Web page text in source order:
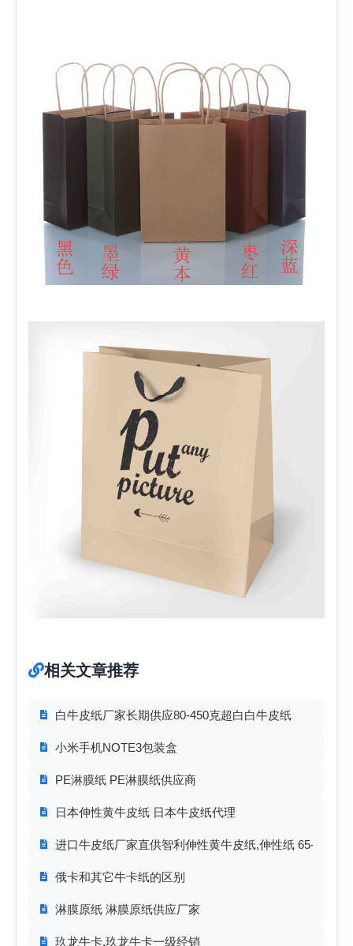
相关文章推荐
白牛皮纸厂家长期供应80-450克超白白牛皮纸
小米手机NOTE3包装盒
PE淋膜纸 PE淋膜纸供应商
日本伸性黄牛皮纸 日本牛皮纸代理
进口牛皮纸厂家直供智利伸性黄牛皮纸,伸性纸 65-100克
俄卡和其它牛卡纸的区别
淋膜原纸 淋膜原纸供应厂家
玖龙牛卡,玖龙牛卡一级经销